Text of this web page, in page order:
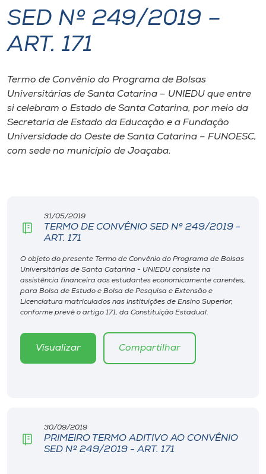
I.nova
Cultura
CPA
Rádio
Museu
Unoesc
SED Nº 249/2019 –
ART. 171
Termo de Convênio do Programa de Bolsas
Universitárias de Santa Catarina – UNIEDU que entre
si celebram o Estado de Santa Catarina, por meio da
Secretaria de Estado da Educação e a Fundação
Universidade do Oeste de Santa Catarina – FUNOESC,
com sede no município de Joaçaba.
31/05/2019
TERMO DE CONVÊNIO SED Nº 249/2019 -
ART. 171
O objeto do presente Termo de Convênio do Programa de Bolsas
Universitárias de Santa Catarina - UNIEDU consiste na
assistência financeira aos estudantes economicamente carentes,
para Bolsa de Estudo e Bolsa de Pesquisa e Extensão e
Licenciatura matriculados nas Instituições de Ensino Superior,
conforme prevê o artigo 171, da Constituição Estadual.
Visualizar Compartilhar
30/09/2019
PRIMEIRO TERMO ADITIVO AO CONVÊNIO
SED Nº 249/2019 - ART. 171